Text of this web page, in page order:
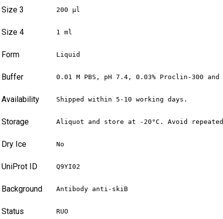
Size 3 200 µl
Size 4 1 ml
Form Liquid
Buffer 0.01 M PBS, pH 7.4, 0.03% Proclin-300
Availability Shipped within 5-10 working days.
Storage Aliquot and store at -20°C. Avoid
Dry Ice No
UniProt ID Q9YI02
Background Antibody anti-skiB
Status RUO